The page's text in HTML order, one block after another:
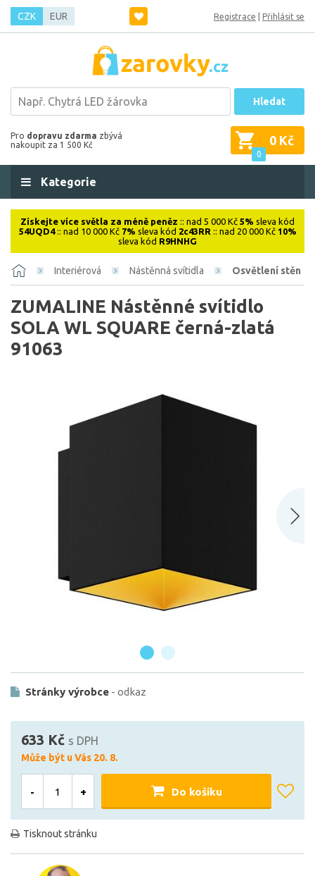
CZK EUR Registrace Přihlásit se
Hledat
Pro dopravu zdarma zbývá
nakoupit za 1 500 Kč
0
0 Kč
Kategorie
Získejte více světla za méně peněz :: nad 5 000 Kč 5% sleva kód
54UQD4:: nad 10 000 Kč 7% sleva kód 2c43RR :: nad 20 000 Kč 10%
sleva kód R9HNHG
Interiérová Nástěnná svítidla Osvětlení stěn
ZUMALINE Nástěnné svítidlo
SOLA WL SQUARE černá-zlatá
91063
Stránky výrobce - odkaz
633 Kč s DPH
Může být u Vás 20. 8.
- + Do košíku
Tisknout stránku